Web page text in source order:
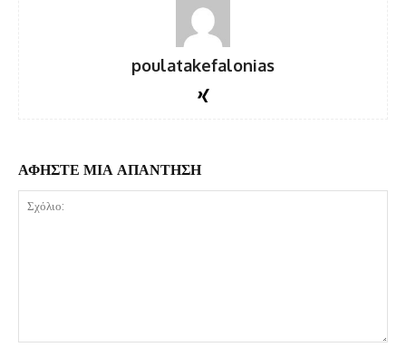
poulatakefalonias
ΑΦΗΣΤΕ ΜΙΑ ΑΠΑΝΤΗΣΗ